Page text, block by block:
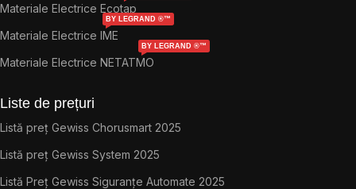
Materiale Electrice Ecotap
Materiale Electrice IME
BY LEGRAND ®™
Materiale Electrice NETATMO
BY LEGRAND ®™
Liste de prețuri
Listă preț Gewiss Chorusmart 2025
Listă preț Gewiss System 2025
Listă Preț Gewiss Siguranțe Automate 2025